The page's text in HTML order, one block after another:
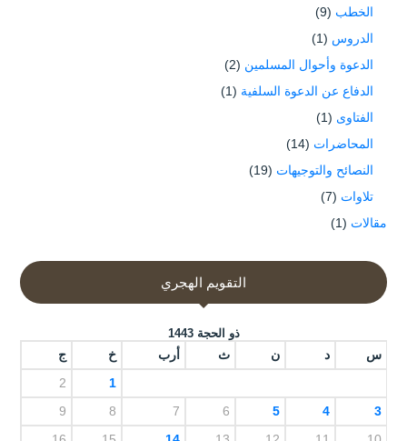
الخطب (9)
الدروس (1)
الدعوة وأحوال المسلمين (2)
الدفاع عن الدعوة السلفية (1)
الفتاوى (1)
المحاضرات (14)
النصائح والتوجيهات (19)
تلاوات (7)
مقالات (1)
التقويم الهجري
ذو الحجة 1443
س د ن ث أرب خ ج
1
2
3
4
5
6
7
8
9